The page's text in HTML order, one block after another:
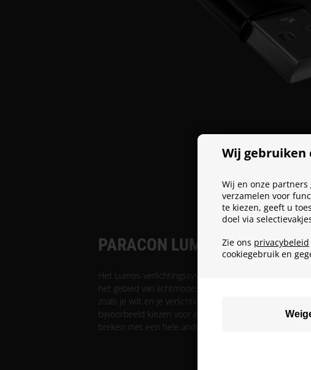
Wij gebruiken
Wij en onze partners
verzamelen voor
te kiezen, geeft u
doel via
Zie ons privacybeleid
cookiegebruik en
PARACON LUMOS
Het Lumos-verlichtingssysteem geeft je een zee aan
het gebied van lichtmodes en kleuren, zodat je kunt
zoals je wilt en je verlichting kunt aanpassen aan je set-
bijvoorbeeld kiezen voor één kleur in de kamer, of om
breken met een hele andere kleur.